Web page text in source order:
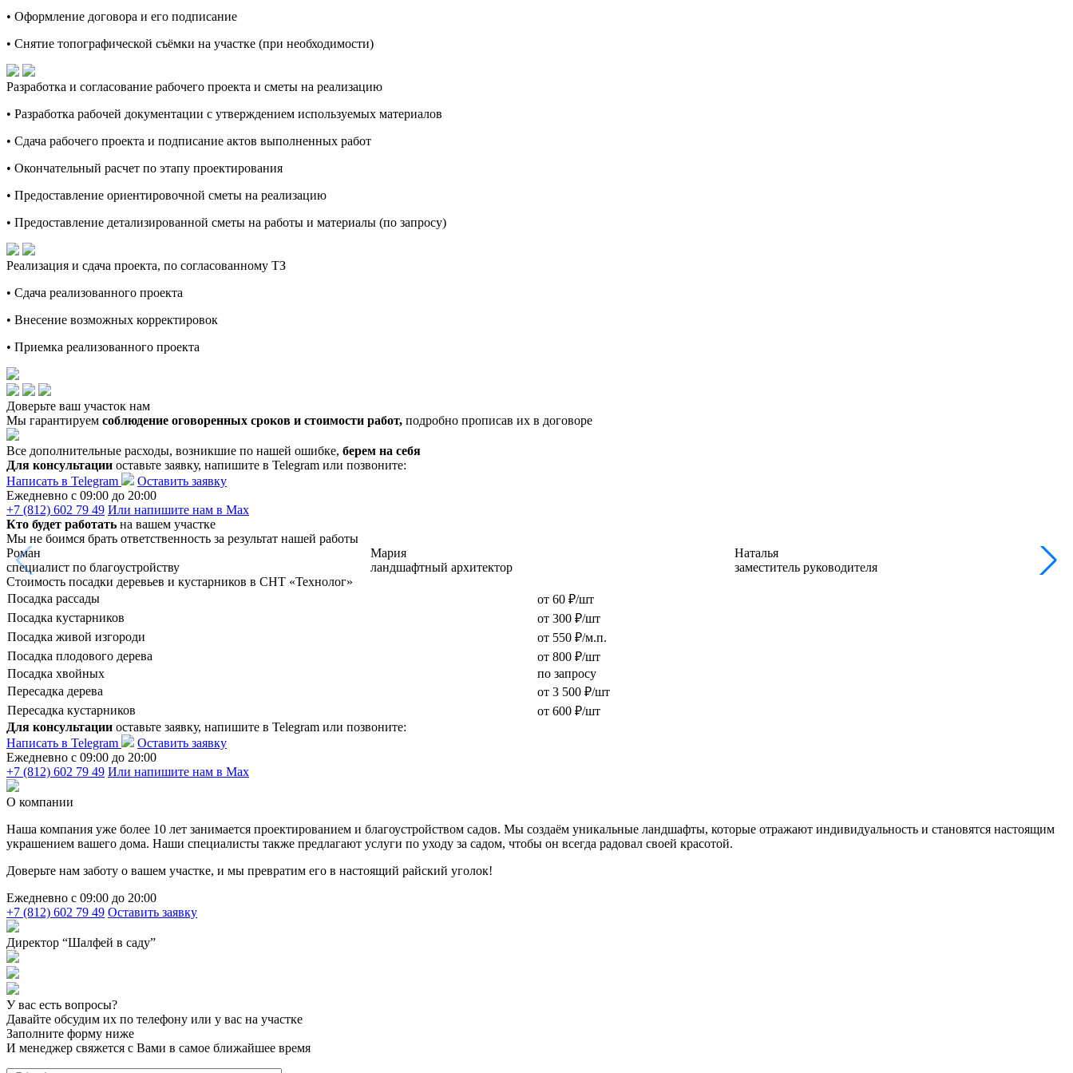
• Оформление договора и его подписание
• Снятие топографической съёмки на участке (при необходимости)
Разработка и согласование рабочего проекта и сметы на реализацию
• Разработка рабочей документации с утверждением используемых материалов
• Сдача рабочего проекта и подписание актов выполненных работ
• Окончательный расчет по этапу проектирования
• Предоставление ориентировочной сметы на реализацию
• Предоставление детализированной сметы на работы и материалы (по запросу)
Реализация и сдача проекта, по согласованному ТЗ
• Сдача реализованного проекта
• Внесение возможных корректировок
• Приемка реализованного проекта
Доверьте ваш участок нам
Мы гарантируем соблюдение оговоренных сроков и стоимости работ, подробно прописав их в договоре
Все дополнительные расходы, возникшие по нашей ошибке, берем на себя
Для консультации оставьте заявку, напишите в Telegram или позвоните:
Написать в Telegram
Оставить заявку
Ежедневно c 09:00 до 20:00
+7 (812) 602 79 49 Или напишите нам в Max
Кто будет работать на вашем участке
Мы не боимся брать ответственность за результат нашей работы
Роман
специалист по благоустройству
Мария
ландшафтный архитектор
Наталья
заместитель руководителя
Стоимость посадки деревьев и кустарников в СНТ «Технолог»
Посадка рассады
от 60 ₽/шт
Посадка кустарников
от 300 ₽/шт
Посадка живой изгороди
от 550 ₽/м.п.
Посадка плодового дерева
от 800 ₽/шт
Посадка хвойных
по запросу
Пересадка дерева
от 3 500 ₽/шт
Пересадка кустарников
от 600 ₽/шт
Для консультации оставьте заявку, напишите в Telegram или позвоните:
Написать в Telegram
Оставить заявку
Ежедневно c 09:00 до 20:00
+7 (812) 602 79 49 Или напишите нам в Max
О компании
Наша компания уже более 10 лет занимается проектированием и благоустройством садов. Мы создаём уникальные ландшафты, которые отражают индивидуальность и становятся настоящим
украшением вашего дома. Наши специалисты также предлагают услуги по уходу за садом, чтобы он всегда радовал своей красотой.
Доверьте нам заботу о вашем участке, и мы превратим его в настоящий райский уголок!
Ежедневно c 09:00 до 20:00
+7 (812) 602 79 49 Оставить заявку
Директор “Шалфей в саду”
У вас есть вопросы?
Давайте обсудим их по телефону или у вас на участке
Заполните форму ниже
И менеджер свяжется с Вами в самое ближайшее время